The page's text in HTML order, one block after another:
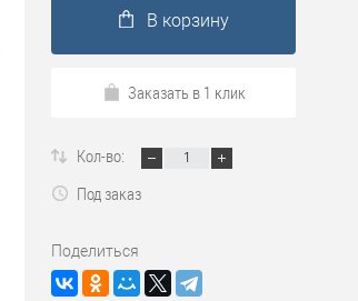
В корзину
Заказать в 1 клик
Кол-во:
Под заказ
Поделиться